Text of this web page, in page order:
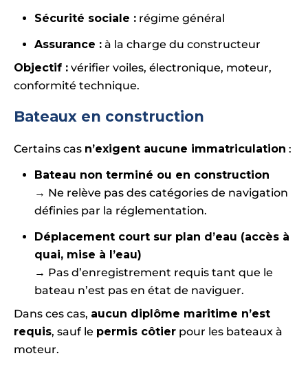
Sécurité sociale : régime général
Assurance : à la charge du constructeur
Objectif : vérifier voiles, électronique, moteur,
conformité technique.
Bateaux en construction
Certains cas n’exigent aucune immatriculation :
Bateau non terminé ou en construction
→ Ne relève pas des catégories de navigation
définies par la réglementation.
Déplacement court sur plan d’eau (accès à
quai, mise à l’eau)
→ Pas d’enregistrement requis tant que le
bateau n’est pas en état de naviguer.
Dans ces cas, aucun diplôme maritime n’est
requis, sauf le permis côtier pour les bateaux à
moteur.